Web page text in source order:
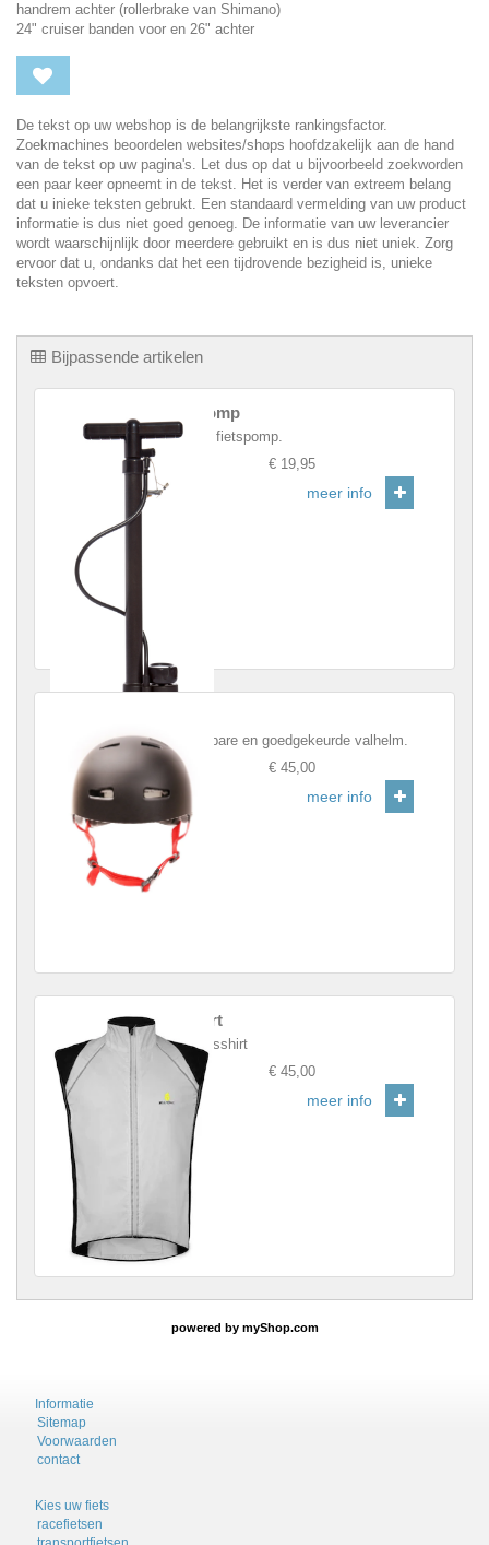
handrem achter (rollerbrake van Shimano)
24" cruiser banden voor en 26" achter
De tekst op uw webshop is de belangrijkste rankingsfactor.
Zoekmachines beoordelen websites/shops hoofdzakelijk aan de hand
van de tekst op uw pagina's. Let dus op dat u bijvoorbeeld zoekworden
een paar keer opneemt in de tekst. Het is verder van extreem belang
dat u inieke teksten gebrukt. Een standaard vermelding van uw product
informatie is dus niet goed genoeg. De informatie van uw leverancier
wordt waarschijnlijk door meerdere gebruikt en is dus niet uniek. Zorg
ervoor dat u, ondanks dat het een tijdrovende bezigheid is, unieke
teksten opvoert.
Bijpassende artikelen
Fietspomp
Robuste fietspomp.
€ 19,95
meer info
Betrouwbare en goedgekeurde valhelm.
Prijs
€ 45,00
meer info
Fietshirt
Grijs fietsshirt
Prijs: € 45,00
meer info
powered by myShop.com
Informatie
Sitemap
Voorwaarden
contact
Kies uw fiets
racefietsen